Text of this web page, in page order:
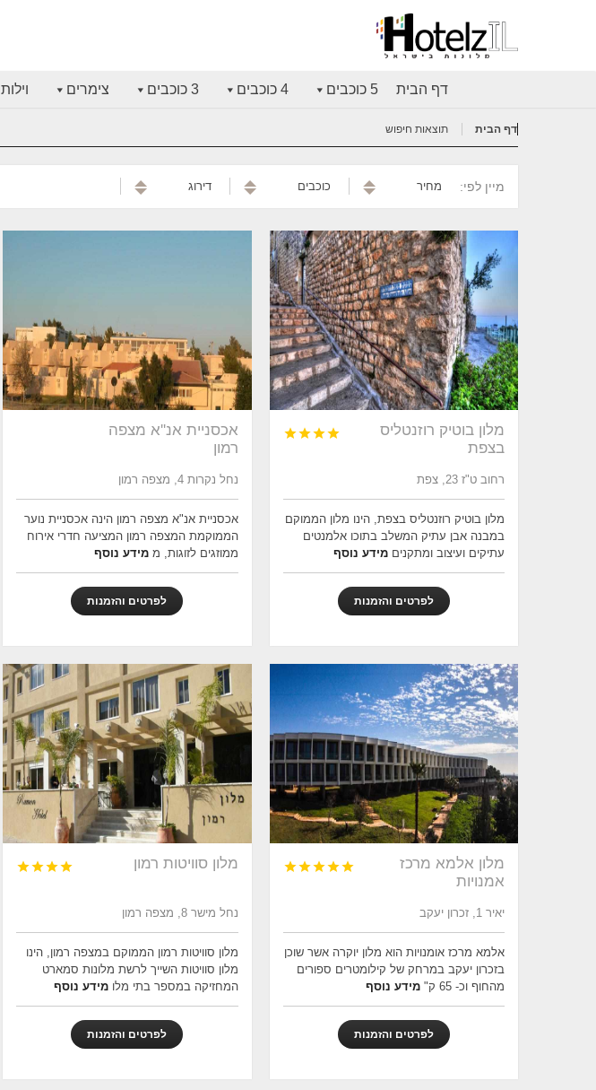
דף הבית 5 כוכבים 4 כוכבים 3 כוכבים צימרים וילות
דף הבית תוצאות חיפוש
מיין לפי: מחיר כוכבים דירוג
מלון בוטיק רוזנטליס
בצפת




רחוב ט"ז 23, צפת
מלון בוטיק רוזנטליס בצפת, הינו מלון הממוקם
במבנה אבן עתיק המשלב בתוכו אלמנטים
עתיקים ועיצוב ומתקנים מידע נוסף
לפרטים והזמנות
אכסניית אנ''א מצפה
רמון
נחל נקרות 4, מצפה רמון
אכסניית אנ"א מצפה רמון הינה אכסניית נוער
הממוקמת המצפה רמון המציעה חדרי אירוח
ממוזגים לזוגות, ממידע נוסף
לפרטים והזמנות
מלון אלמא מרכז
אמנויות





יאיר 1, זכרון יעקב
אלמא מרכז אומנויות הוא מלון יוקרה אשר שוכן
בזכרון יעקב במרחק של קילומטרים ספורים
מהחוף וכ- 65 ק"
מידע נוסף
לפרטים והזמנות
מלון סוויטות רמון 



נחל מישר 8, מצפה רמון
מלון סוויטות רמון הממוקם במצפה רמון, הינו
מלון סוויטות השייך לרשת מלונות סמארט
המחזיקה במספר בתי מלומידע נוסף
לפרטים והזמנות